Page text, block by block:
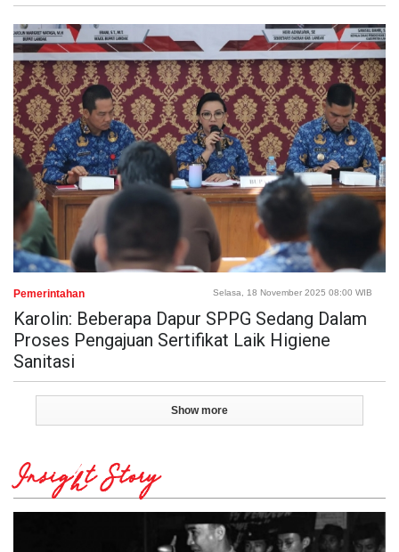
Pemerintahan Selasa, 18 November 2025 08:00 WIB
Karolin: Beberapa Dapur SPPG Sedang Dalam
Proses Pengajuan Sertifikat Laik Higiene
Sanitasi
Show more
Insight Story